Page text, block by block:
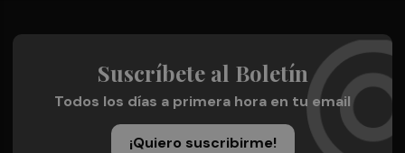
Suscríbete al Boletín
Todos los días a primera hora en tu email
¡Quiero suscribirme!